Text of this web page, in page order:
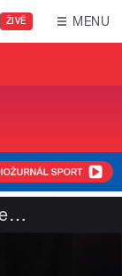
ŽIVĚ MENU
…